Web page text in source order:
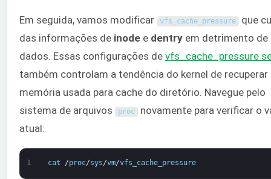
Em seguida, vamos modificar vfs_cache_pressure que
das informações de inode e dentry em detrimento
dados. Essas configurações de vfs_cache_pressure
também controlam a tendência do kernel de recuperar
memória usada para cache do diretório. Navegue pelo
sistema de arquivos
proc novamente para verificar o
atual:
1 cat /proc/sys/vm/vfs_cache_pressure